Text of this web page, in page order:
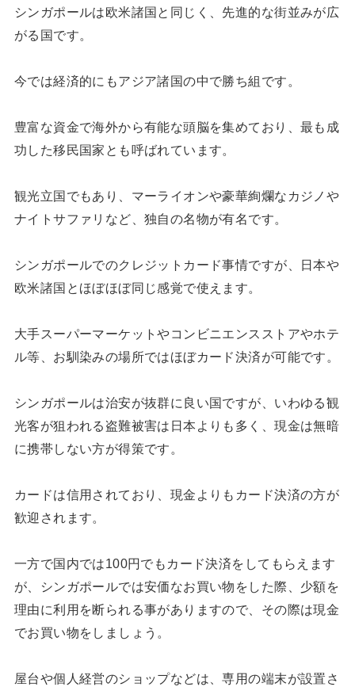
シンガポールは欧米諸国と同じく、先進的な街並みが広
がる国です。
今では経済的にもアジア諸国の中で勝ち組です。
豊富な資金で海外から有能な頭脳を集めており、最も成
功した移民国家とも呼ばれています。
観光立国でもあり、マーライオンや豪華絢爛なカジノや
ナイトサファリなど、独自の名物が有名です。
シンガポールでのクレジットカード事情ですが、日本や
欧米諸国とほぼほぼ同じ感覚で使えます。
大手スーパーマーケットやコンビニエンスストアやホテ
ル等、お馴染みの場所ではほぼカード決済が可能です。
シンガポールは治安が抜群に良い国ですが、いわゆる観
光客が狙われる盗難被害は日本よりも多く、現金は無暗
に携帯しない方が得策です。
カードは信用されており、現金よりもカード決済の方が
歓迎されます。
一方で国内では100円でもカード決済をしてもらえます
が、シンガポールでは安価なお買い物をした際、少額を
理由に利用を断られる事がありますので、その際は現金
でお買い物をしましょう。
屋台や個人経営のショップなどは、専用の端末が設置さ